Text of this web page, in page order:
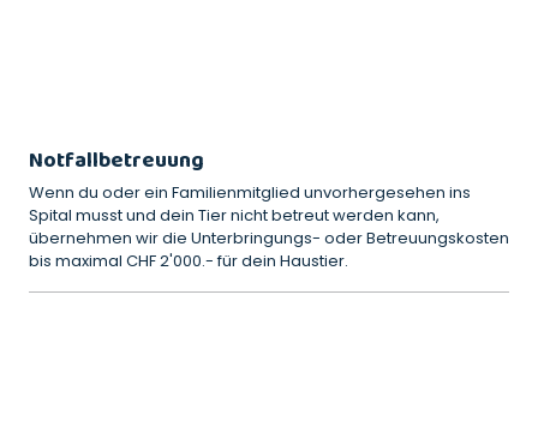
Notfallbetreuung
Wenn du oder ein Familienmitglied unvorhergesehen ins
Spital musst und dein Tier nicht betreut werden kann,
übernehmen wir die Unterbringungs- oder Betreuungskosten
bis maximal CHF 2'000.- für dein Haustier.